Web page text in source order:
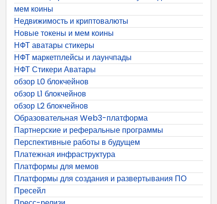
мем коины
Недвижимость и криптовалюты
Новые токены и мем коины
НФТ аватары стикеры
НФТ маркетплейсы и лаунчпады
НФТ Стикери Аватары
обзор L0 блокчейнов
обзор L1 блокчейнов
обзор L2 блокчейнов
Образовательная Web3-платформа
Партнерские и реферальные программы
Перспективные работы в будущем
Платежная инфраструктура
Платформы для мемов
Платформы для создания и развертывания ПО
Пресейл